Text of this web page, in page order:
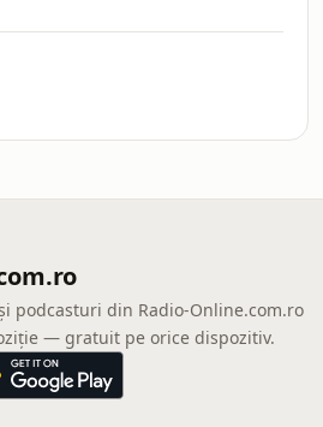
podcasturi din Radio-Online.com.ro
— gratuit pe orice dispozitiv.